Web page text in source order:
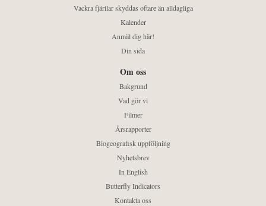
Vackra fjärilar skyddas oftare än alldagliga
Kalender
Anmäl dig här!
Din sida
Om oss
Bakgrund
Vad gör vi
Filmer
Årsrapporter
Biogeografisk uppföljning
Nyhetsbrev
In English
Butterfly Indicators
Kontakta oss